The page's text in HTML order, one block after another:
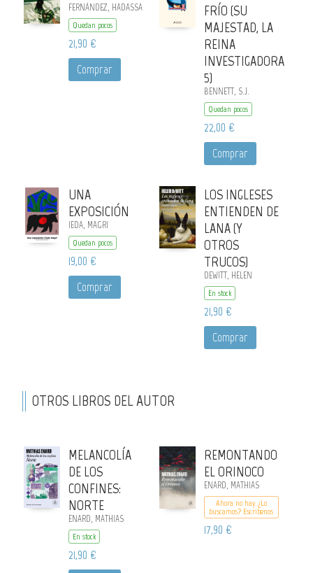
FERNÁNDEZ, HADASSA
Quedan pocos
21,90 €
Comprar
FRÍO (SU
MAJESTAD, LA
REINA
INVESTIGADORA
5)
BENNETT, S.J.
Quedan pocos
22,00 €
Comprar
UNA
EXPOSICIÓN
IEDA, MAGRI
Quedan pocos
19,00 €
Comprar
LOS INGLESES
ENTIENDEN DE
LANA (Y
OTROS
TRUCOS)
DEWITT, HELEN
En stock
21,90 €
Comprar
OTROS LIBROS DEL AUTOR
MELANCOLÍA
DE LOS
CONFINES:
NORTE
ENARD, MATHIAS
En stock
21,90 €
REMONTANDO
EL ORINOCO
ENARD, MATHIAS
Ahora no hay ¿Lo
buscamos? Escribenos
17,90 €